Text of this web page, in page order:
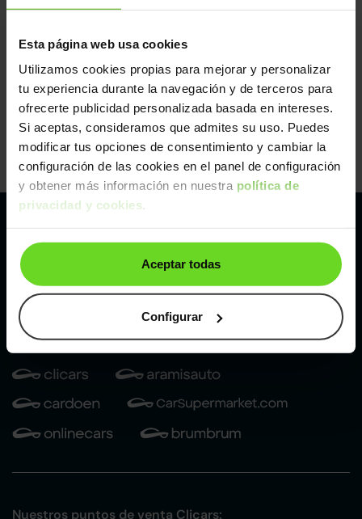
Esta página web usa cookies
Utilizamos cookies propias para mejorar y personalizar
tu experiencia durante la navegación y de terceros para
ofrecerte publicidad personalizada basada en intereses.
Si aceptas, consideramos que admites su uso. Puedes
modificar tus opciones de consentimiento y cambiar la
configuración de las cookies en el panel de configuración
y obtener más información en nuestra política de
privacidad y cookies.
Aceptar todas
Configurar
Pertenecemos al líder europeo de
compraventa de coches online
Con sede en: España, Francia, Bélgica, Reino Unido, Austria
e Italia.
¡Vendemos 1 coche por minuto!
Nuestros puntos de venta Clicars: